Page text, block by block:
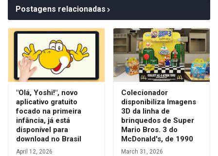
Postagens relacionadas
"Olá, Yoshi!", novo
aplicativo gratuito
focado na primeira
infância, já está
disponível para
download no Brasil
April 12, 2026
Colecionador
disponibiliza Imagens
3D da linha de
brinquedos de Super
Mario Bros. 3 do
McDonald's, de 1990
March 31, 2026